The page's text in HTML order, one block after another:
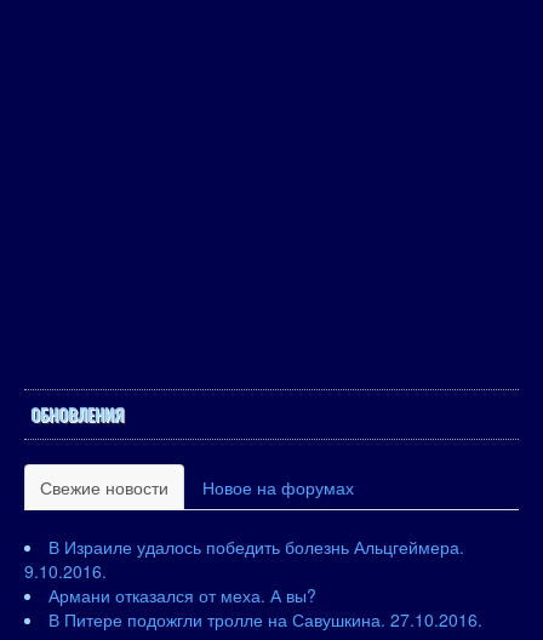
ОБНОВЛЕНИЯ
Свежие новости Новое на форумах
В Израиле удалось победить болезнь Альцгеймера.
9.10.2016.
Армани отказался от меха. А вы?
В Питере подожгли тролле на Савушкина. 27.10.2016.